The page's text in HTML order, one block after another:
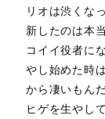
リオは渋くな
新したのは本
コイイ役者に
やし始めた時
から凄いもん
ヒゲを生やし